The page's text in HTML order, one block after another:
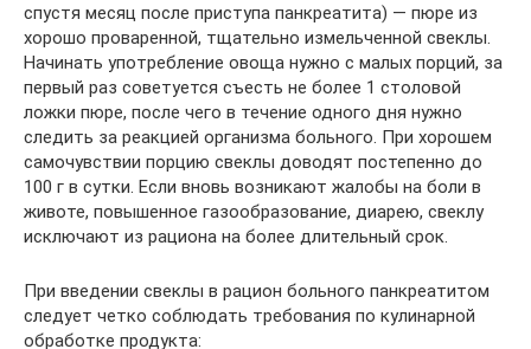
спустя месяц после приступа панкреатита) — пюре из
хорошо проваренной, тщательно измельченной свеклы.
Начинать употребление овоща нужно с малых порций, за
первый раз советуется съесть не более 1 столовой
ложки пюре, после чего в течение одного дня нужно
следить за реакцией организма больного. При хорошем
самочувствии порцию свеклы доводят постепенно до
100 г в сутки. Если вновь возникают жалобы на боли в
животе, повышенное газообразование, диарею, свеклу
исключают из рациона на более длительный срок.
При введении свеклы в рацион больного панкреатитом
следует четко соблюдать требования по кулинарной
обработке продукта: